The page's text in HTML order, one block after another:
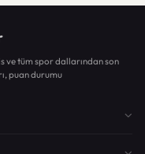
ve tüm spor dallarından son
puan durumu